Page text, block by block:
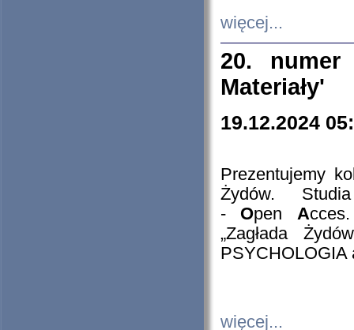
więcej...
20. numer
Materiały'
19.12.2024
Prezentujemy
Żydów.
- Open A
„Zagłada
PSYCHOLOGIA
więcej...